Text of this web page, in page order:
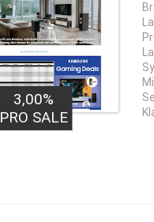
3,00%
PRO SALE